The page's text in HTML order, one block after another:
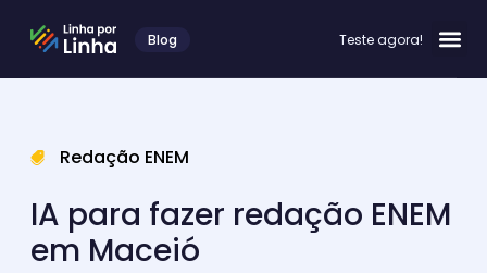
Blog Teste agora!
Redação ENEM
IA para fazer redação ENEM
em Maceió